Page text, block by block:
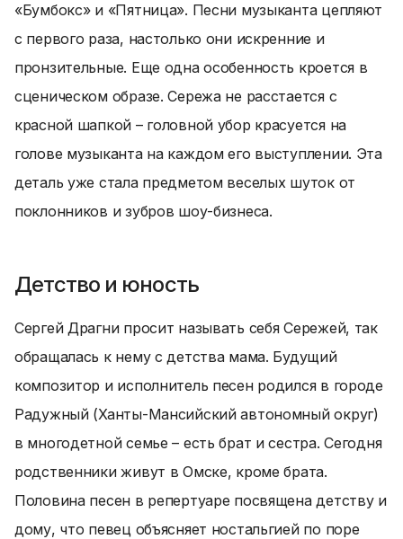
«Бумбокс» и «Пятница». Песни музыканта цепляют
с первого раза, настолько они искренние и
пронзительные. Еще одна особенность кроется в
сценическом образе. Сережа не расстается с
красной шапкой – головной убор красуется на
голове музыканта на каждом его выступлении. Эта
деталь уже стала предметом веселых шуток от
поклонников и зубров шоу-бизнеса.
Детство и юность
Сергей Драгни просит называть себя Сережей, так
обращалась к нему с детства мама. Будущий
композитор и исполнитель песен родился в городе
Радужный (Ханты-Мансийский автономный округ)
в многодетной семье – есть брат и сестра. Сегодня
родственники живут в Омске, кроме брата.
Половина песен в репертуаре посвящена детству и
дому, что певец объясняет ностальгией по поре